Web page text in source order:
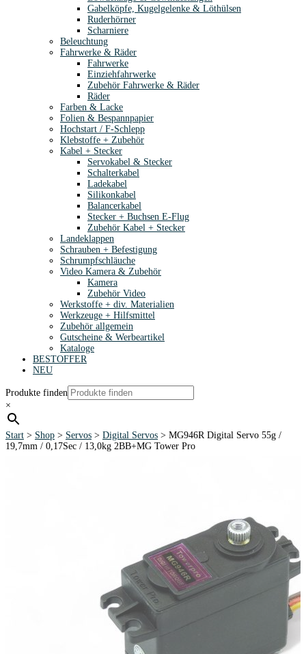
Gabelköpfe, Kugelgelenke & Löthülsen
Ruderhörner
Scharniere
Beleuchtung
Fahrwerke & Räder
Fahrwerke
Einziehfahrwerke
Zubehör Fahrwerke & Räder
Räder
Farben & Lacke
Folien & Bespannpapier
Hochstart / F-Schlepp
Klebstoffe + Zubehör
Kabel + Stecker
Servokabel & Stecker
Schalterkabel
Ladekabel
Silikonkabel
Balancerkabel
Stecker + Buchsen E-Flug
Zubehör Kabel + Stecker
Landeklappen
Schrauben + Befestigung
Schrumpfschläuche
Video Kamera & Zubehör
Kamera
Zubehör Video
Werkstoffe + div. Materialien
Werkzeuge + Hilfsmittel
Zubehör allgemein
Gutscheine & Werbeartikel
Kataloge
BESTOFFER
NEU
Produkte finden
×
Start > Shop > Servos > Digital Servos > MG946R Digital Servo 55g /
19,7mm / 0,17Sec / 13,0kg 2BB+MG Tower Pro